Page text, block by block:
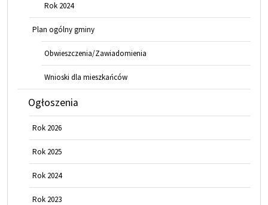
Rok 2024
Plan ogólny gminy
Obwieszczenia/Zawiadomienia
Wnioski dla mieszkańców
Ogłoszenia
Rok 2026
Rok 2025
Rok 2024
Rok 2023